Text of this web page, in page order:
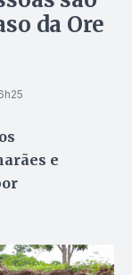
da Ore
e